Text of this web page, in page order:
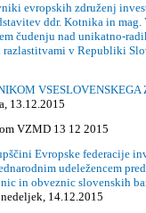
evropskih združenj
ddr. Kotnika in mag.
čudenju nad unikatno-
razlastitvami v Republiki
13.12.2015
Evropske federacije
udeležencem
in obveznic slovenskih
14.12.2015